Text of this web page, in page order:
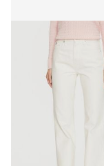
Jeansy damskie